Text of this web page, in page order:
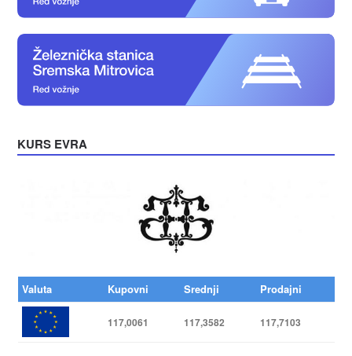
KURS EVRA
Valuta Kupovni Srednji Prodajni
117,0061 117,3582 117,7103